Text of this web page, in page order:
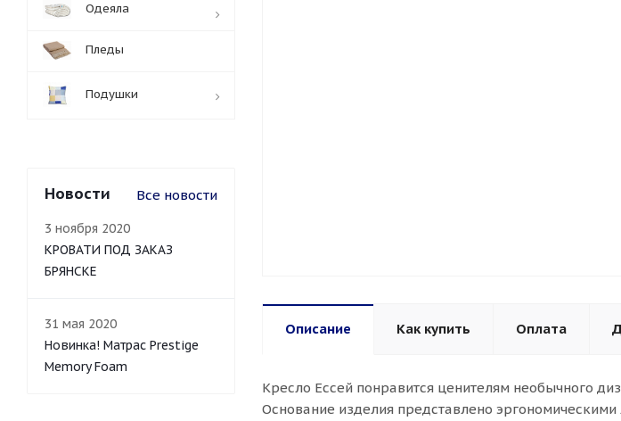
Описание Как купить Оплата
Кресло Ессей понравится ценителям необычного
Основание изделия представлено
Одеяла
Пледы
Подушки
Новости Все новости
3 ноября 2020
КРОВАТИ ПОД ЗАКАЗ
БРЯНСКЕ
31 мая 2020
Новинка! Матрас Prestige
Memory Foam